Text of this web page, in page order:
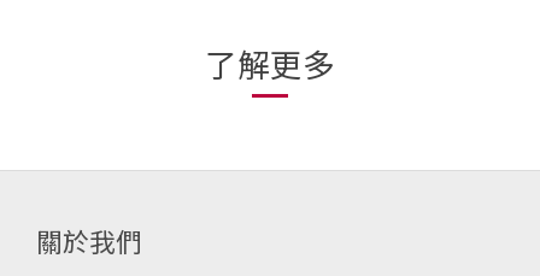
了解更多
關於我們